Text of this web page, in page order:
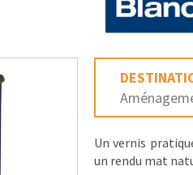
Un vernis
un rendu mat